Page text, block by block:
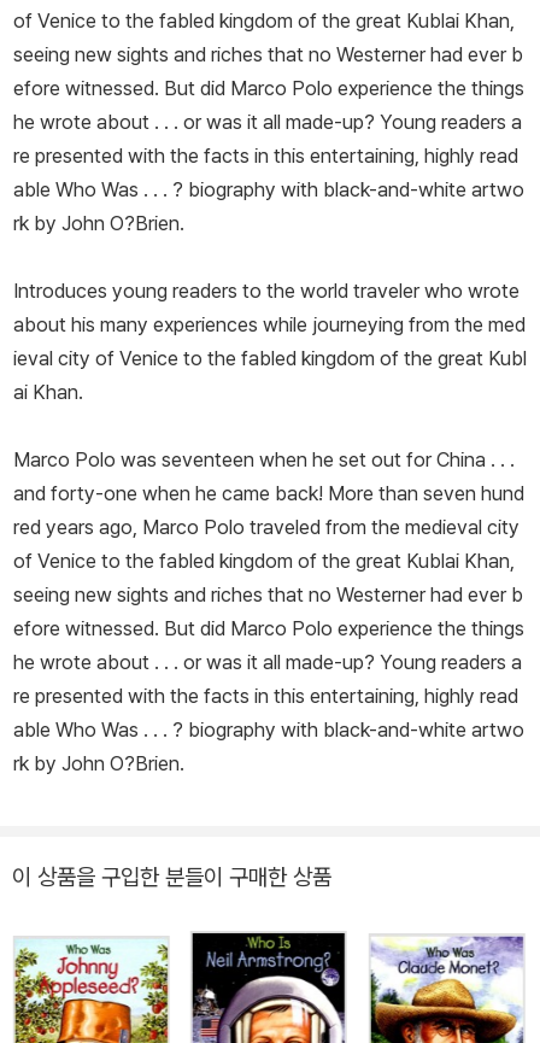
of Venice to the fabled kingdom of the great Kublai Khan,
seeing new sights and riches that no Westerner had ever b
efore witnessed. But did Marco Polo experience the things
he wrote about . . . or was it all made-up? Young readers a
re presented with the facts in this entertaining, highly read
able Who Was . . . ? biography with black-and-white artwo
rk by John O?Brien.
Introduces young readers to the world traveler who wrote
about his many experiences while journeying from the med
ieval city of Venice to the fabled kingdom of the great Kubl
ai Khan.
Marco Polo was seventeen when he set out for China . . .
and forty-one when he came back! More than seven hund
red years ago, Marco Polo traveled from the medieval city
of Venice to the fabled kingdom of the great Kublai Khan,
seeing new sights and riches that no Westerner had ever b
efore witnessed. But did Marco Polo experience the things
he wrote about . . . or was it all made-up? Young readers a
re presented with the facts in this entertaining, highly read
able Who Was . . . ? biography with black-and-white artwo
rk by John O?Brien.
이 상품을 구입한 분들이 구매한 상품